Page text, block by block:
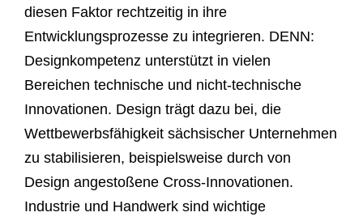
diesen Faktor rechtzeitig in ihre
Entwicklungsprozesse zu integrieren. DENN:
Designkompetenz unterstützt in vielen
Bereichen technische und nicht-technische
Innovationen. Design trägt dazu bei, die
Wettbewerbsfähigkeit sächsischer Unternehmen
zu stabilisieren, beispielsweise durch von
Design angestoßene Cross-Innovationen.
Industrie und Handwerk sind wichtige